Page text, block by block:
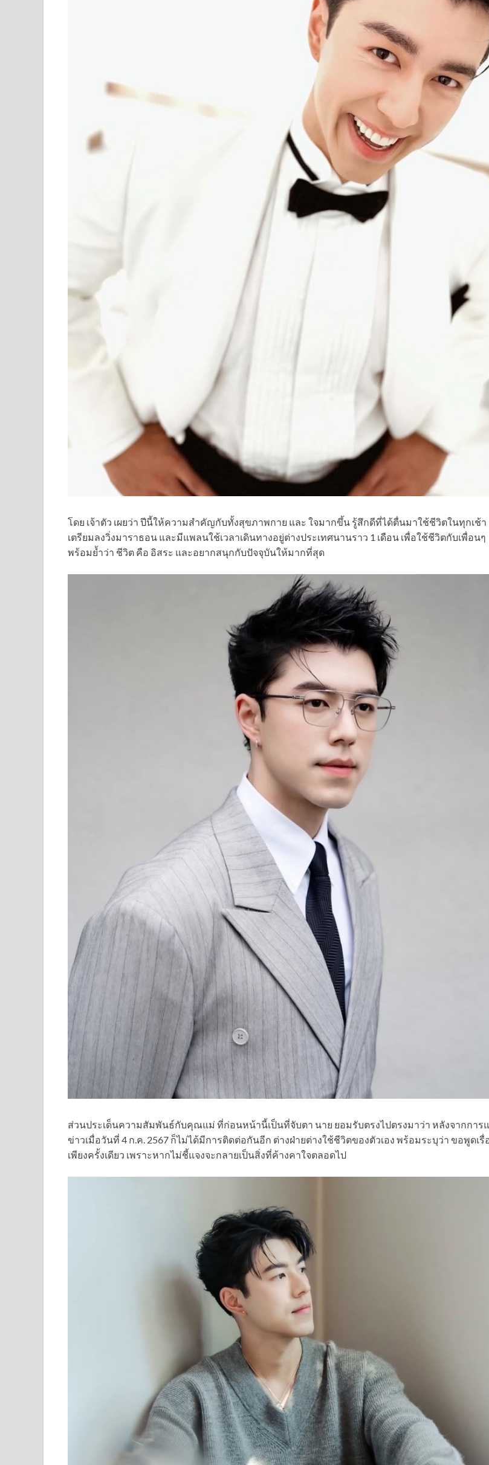
โดย เจ้าตัว เผยว่า ปีนี้ให้ความสำคัญกับทั้งสุขภาพกาย และ ใจมากขึ้น รู้สึกดีที่ได้ตื่นมาใช้ชีวิตในทุกเช้า
เตรียมลงวิ่งมาราธอน และมีแพลนใช้เวลาเดินทางอยู่ต่างประเทศนานราว 1 เดือน เพื่อใช้ชีวิตกับเพื่อนๆ
พร้อมย้ำว่า ชีวิต คือ อิสระ และอยากสนุกกับปัจจุบันให้มากที่สุด
ส่วนประเด็นความสัมพันธ์กับคุณแม่ ที่ก่อนหน้านี้เป็นที่จับตา นาย ยอมรับตรงไปตรงมาว่า หลังจากการ
ข่าวเมื่อวันที่ 4 ก.ค. 2567 ก็ไม่ได้มีการติดต่อกันอีก ต่างฝ่ายต่างใช้ชีวิตของตัวเอง พร้อมระบุว่า ขอพูดเรื่
เพียงครั้งเดียว เพราะหากไม่ชี้แจงจะกลายเป็นสิ่งที่ค้างคาใจตลอดไป